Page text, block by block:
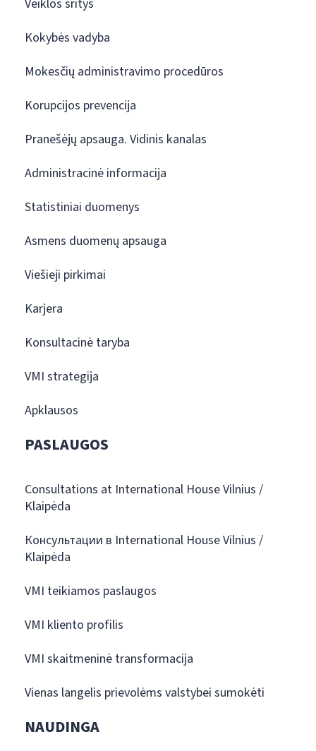
Veiklos sritys
Kokybės vadyba
Mokesčių administravimo procedūros
Korupcijos prevencija
Pranešėjų apsauga. Vidinis kanalas
Administracinė informacija
Statistiniai duomenys
Asmens duomenų apsauga
Viešieji pirkimai
Karjera
Konsultacinė taryba
VMI strategija
Apklausos
PASLAUGOS
Consultations at International House Vilnius /
Klaipėda
Консультации в International House Vilnius /
Klaipėda
VMI teikiamos paslaugos
VMI kliento profilis
VMI skaitmeninė transformacija
Vienas langelis prievolėms valstybei sumokėti
NAUDINGA